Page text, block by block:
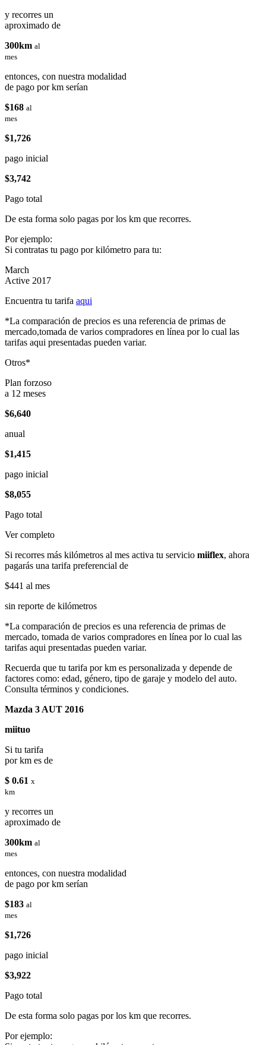
y recorres un
aproximado de
300km al
mes
entonces, con nuestra modalidad
de pago por km serían
$168 al
mes
$1,726
pago inicial
$3,742
Pago total
De esta forma solo pagas por los km que recorres.
Por ejemplo:
Si contratas tu pago por kilómetro para tu:
March
Active 2017
Encuentra tu tarifa aqui
*La comparación de precios es una referencia de primas de
mercado,tomada de varios compradores en línea por lo cual las
tarifas aqui presentadas pueden variar.
Otros*
Plan forzoso
a 12 meses
$6,640
anual
$1,415
pago inicial
$8,055
Pago total
Ver completo
Si recorres más kilómetros al mes activa tu servicio miiflex, ahora
pagarás una tarifa preferencial de
$441 al mes
sin reporte de kilómetros
*La comparación de precios es una referencia de primas de
mercado, tomada de varios compradores en línea por lo cual las
tarifas aqui presentadas pueden variar.
Recuerda que tu tarifa por km es personalizada y depende de
factores como: edad, género, tipo de garaje y modelo del auto.
Consulta términos y condiciones.
Mazda 3 AUT 2016
miituo
Si tu tarifa
por km es de
$ 0.61 x
km
y recorres un
aproximado de
300km al
mes
entonces, con nuestra modalidad
de pago por km serían
$183 al
mes
$1,726
pago inicial
$3,922
Pago total
De esta forma solo pagas por los km que recorres.
Por ejemplo: